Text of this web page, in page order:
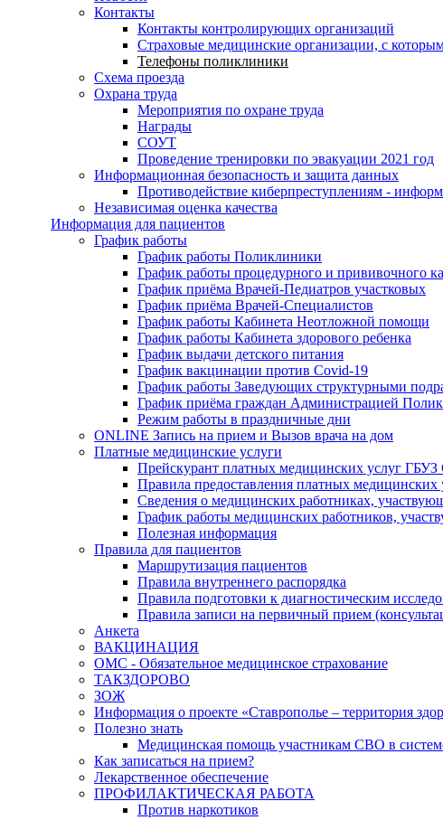
Контакты
Контакты контролирующих организаций
Страховые медицинские организации, с
Телефоны поликлиники
Схема проезда
Охрана труда
Мероприятия по охране труда
Награды
СОУТ
Проведение тренировки по эвакуации 2021 год
Информационная безопасность и защита данных
Противодействие киберпреступлениям -
Независимая оценка качества
Информация для пациентов
График работы
График работы Поликлиники
График работы процедурного и прививочного
График приёма Врачей-Педиатров участковых
График приёма Врачей-Специалистов
График работы Кабинета Неотложной помощи
График работы Кабинета здорового ребенка
График выдачи детского питания
График вакцинации против Covid-19
График работы Заведующих структурными
График приёма граждан Администрацией
Режим работы в праздничные дни
ONLINE Запись на прием и Вызов врача на дом
Платные медицинские услуги
Прейскурант платных медицинских услуг
Правила предоставления платных
Сведения о медицинских работниках,
График работы медицинских работников,
Полезная информация
Правила для пациентов
Маршрутизация пациентов
Правила внутреннего распорядка
Правила подготовки к диагностическим
Правила записи на первичный прием
Анкета
ВАКЦИНАЦИЯ
ОМС - Обязательное медицинское страхование
ТАКЗДОРОВО
ЗОЖ
Информация о проекте «Ставрополье – территория
Полезно знать
Медицинская помощь участникам СВО в
Как записаться на прием?
Лекарственное обеспечение
ПРОФИЛАКТИЧЕСКАЯ РАБОТА
Против наркотиков